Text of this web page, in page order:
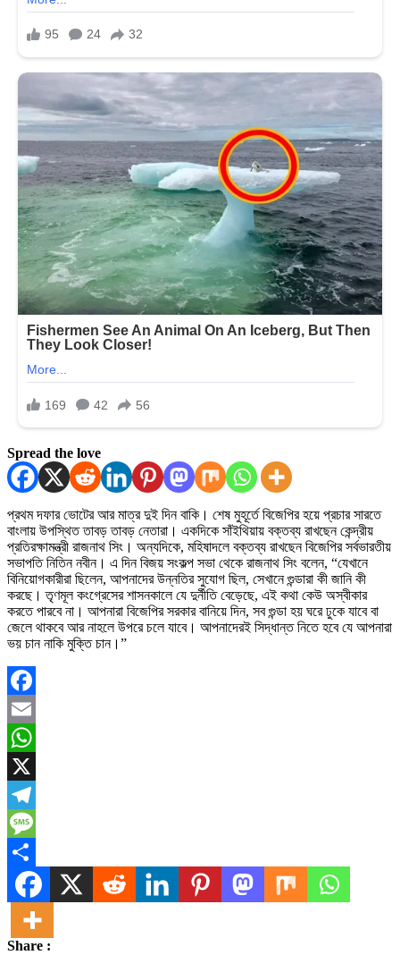
Spread the love
প্রথম দফার ভোটের আর মাত্র দুই দিন বাকি। শেষ মুহূর্তে বিজেপির হয়ে প্রচার সারতে
বাংলায় উপস্থিত তাবড় তাবড় নেতারা। একদিকে সাঁইথিয়ায় বক্তব্য রাখছেন কেন্দ্রীয়
প্রতিরক্ষামন্ত্রী রাজনাথ সিং। অন্যদিকে, মহিষাদলে বক্তব্য রাখছেন বিজেপির সর্বভারতীয়
সভাপতি নিতিন নবীন। এ দিন বিজয় সংকল্প সভা থেকে রাজনাথ সিং বলেন, “যেখানে
বিনিয়োগকারীরা ছিলেন, আপনাদের উন্নতির সুযোগ ছিল, সেখানে গুন্ডারা কী জানি কী
করছে। তৃণমূল কংগ্রেসের শাসনকালে যে দুর্নীতি বেড়েছে, এই কথা কেউ অস্বীকার
করতে পারবে না। আপনারা বিজেপির সরকার বানিয়ে দিন, সব গুন্ডা হয় ঘরে ঢুকে যাবে বা
জেলে থাকবে আর নাহলে উপরে চলে যাবে। আপনাদেরই সিদ্ধান্ত নিতে হবে যে আপনারা
ভয় চান নাকি মুক্তি চান।”
Facebook
Email
WhatsApp
X
Telegram
Message
Share
Share :